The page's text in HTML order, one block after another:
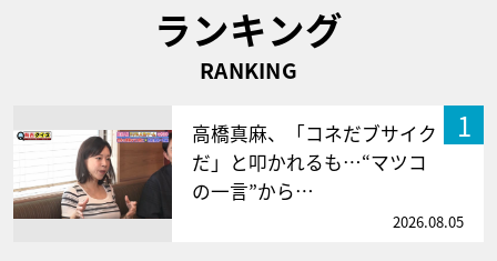
ランキング
RANKING
1
高橋真麻、「コネだブサイク
だ」と叩かれるも…“マツコ
の一言”から…
2026.08.05